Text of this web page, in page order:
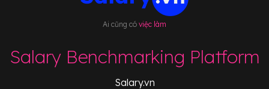
Ai cũng có việc làm
Salary Benchmarking Platform
Salary.vn